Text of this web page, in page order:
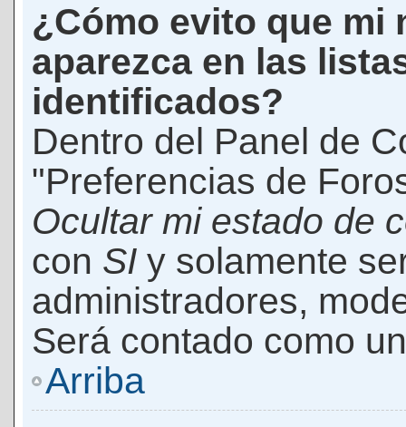
¿Cómo evito que mi
aparezca en las
identificados?
Dentro del Panel de
"Preferencias de
Ocultar mi estado de
con SI y solamente
administradores,
Será contado como
Arriba